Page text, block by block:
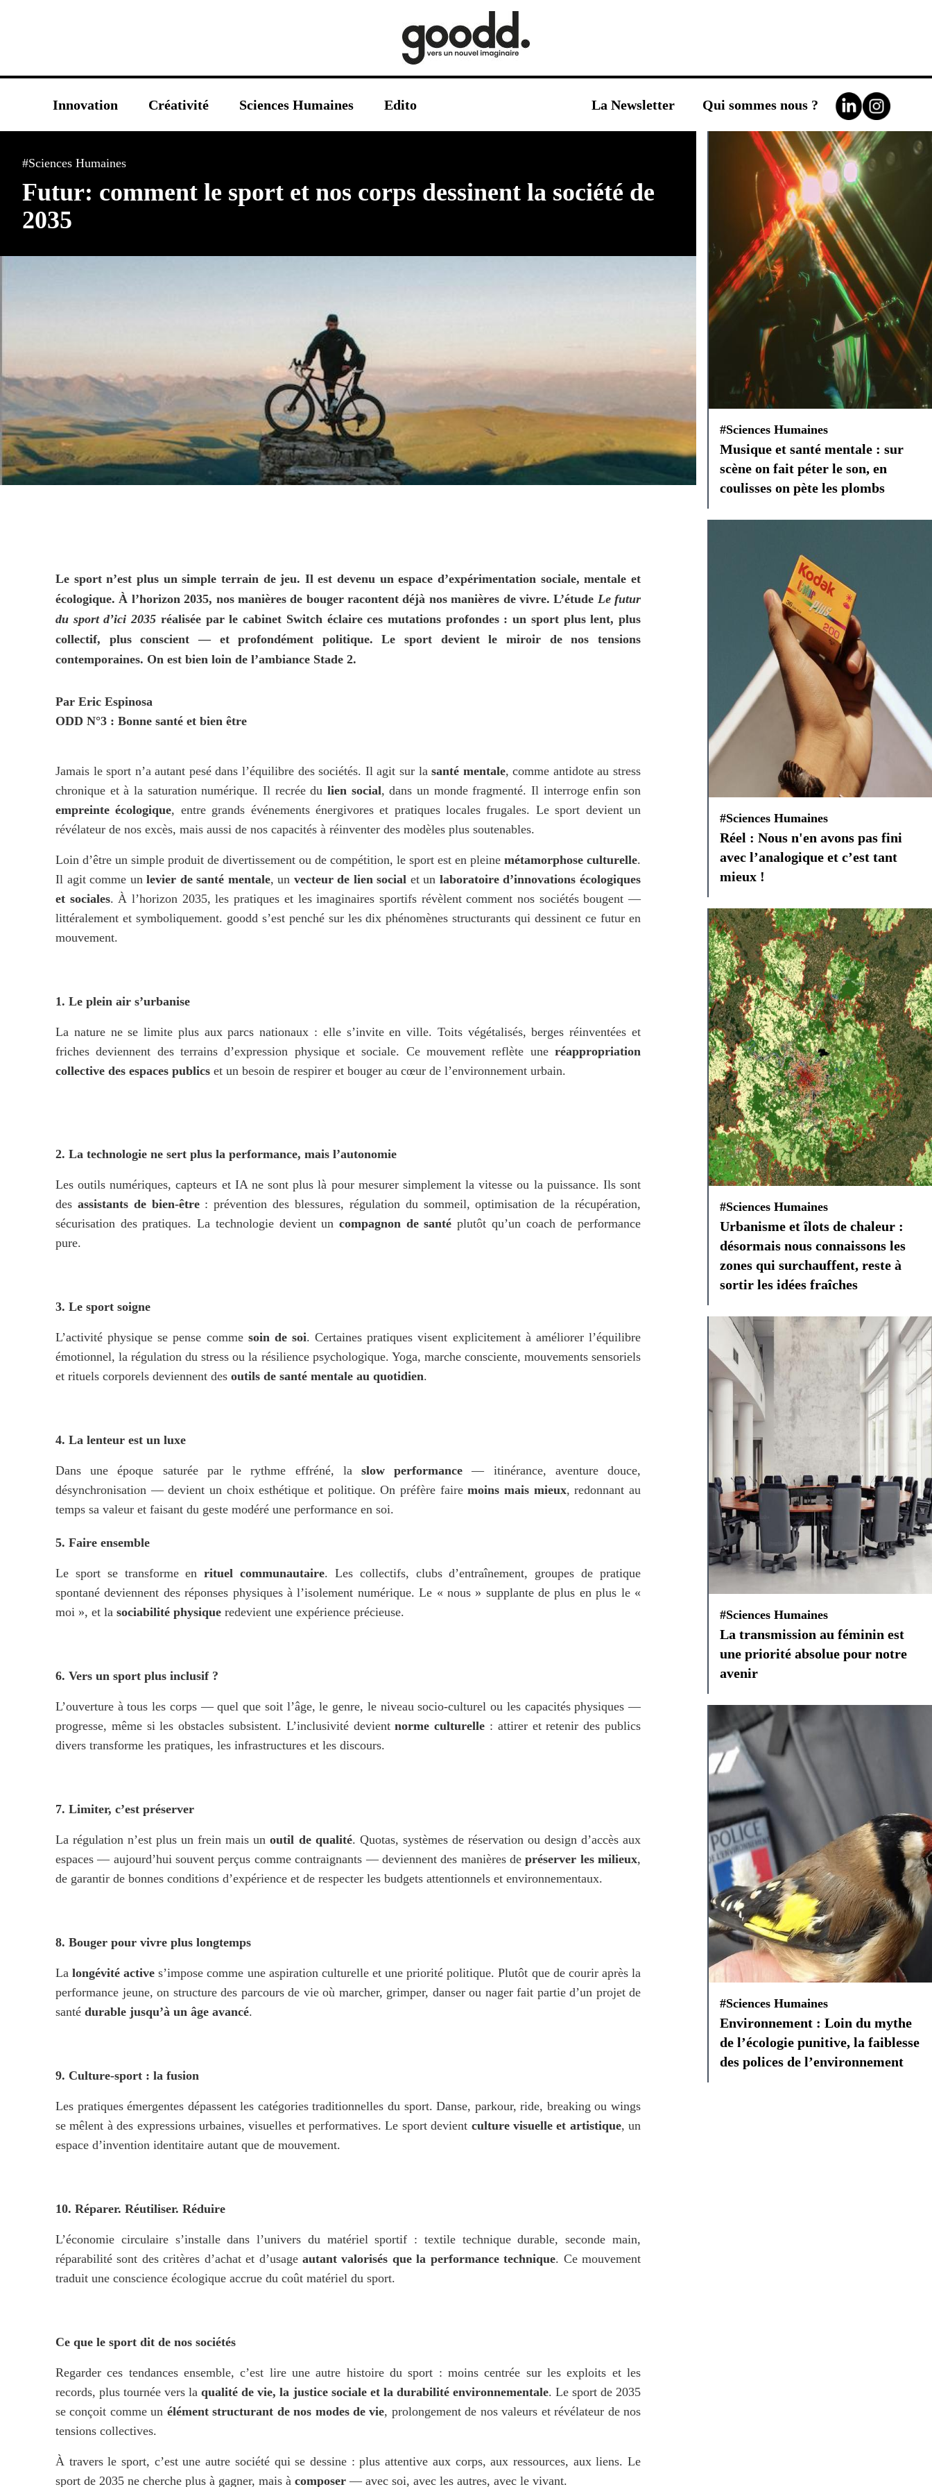
Innovation Créativité Sciences Humaines Edito La Newsletter Qui sommes nous ?
#Sciences Humaines
Futur: comment le sport et nos corps dessinent la société de
2035
Le sport n’est plus un simple terrain de jeu. Il est devenu un espace d’expérimentation sociale, mentale et
écologique. À l’horizon 2035, nos manières de bouger racontent déjà nos manières de vivre. L’étude Le futur
du sport d’ici 2035 réalisée par le cabinet Switch éclaire ces mutations profondes : un sport plus lent, plus
collectif, plus conscient — et profondément politique. Le sport devient le miroir de nos tensions
contemporaines. On est bien loin de l’ambiance Stade 2.
Par Eric Espinosa
ODD N°3 : Bonne santé et bien être
Jamais le sport n’a autant pesé dans l’équilibre des sociétés. Il agit sur la santé mentale, comme antidote au stress
chronique et à la saturation numérique. Il recrée du lien social
empreinte écologique, entre grands événements énergivores et pratiques locales frugales. Le sport devient un
révélateur de nos excès, mais aussi de nos capacités à réinventer des modèles plus soutenables.
Loin d’être un simple produit de divertissement ou de compétition, le sport est en pleine métamorphose culturelle.
Il agit comme un levier de santé mentale, un vecteur de lien social et un laboratoire d’innovations écologiques
et sociales. À l’horizon 2035, les pratiques et les imaginaires sportifs révèlent comment nos sociétés bougent —
littéralement et symboliquement. goodd s’est penché sur les dix phénomènes structurants qui dessinent ce futur en
mouvement.
1. Le plein air s’urbanise
La nature ne se limite plus aux parcs nationaux : elle s’invite en ville. Toits végétalisés, berges réinventées et
friches deviennent des terrains d’expression physique et sociale. Ce mouvement reflète une réappropriation
collective des espaces publics et un besoin de respirer et bouger au cœur de l’environnement urbain.
2. La technologie ne sert plus la performance, mais l’autonomie
Les outils numériques, capteurs et IA ne sont plus là pour mesurer simplement la vitesse ou la puissance. Ils sont
des assistants de bien-être : prévention des blessures, régulation du sommeil, optimisation de la récupération,
sécurisation des pratiques. La technologie devient un compagnon de santé plutôt qu’un coach de performance
pure.
3. Le sport soigne
L’activité physique se pense comme soin de soi. Certaines pratiques visent explicitement à améliorer l’équilibre
émotionnel, la régulation du stress ou la résilience psychologique. Yoga, marche consciente, mouvements sensoriels
et rituels corporels deviennent des outils de santé mentale au quotidien.
4. La lenteur est un luxe
Dans une époque saturée par le rythme effréné, la slow performance — itinérance, aventure douce,
désynchronisation — devient un choix esthétique et politique. On préfère faire moins mais mieux, redonnant au
temps sa valeur et faisant du geste modéré une performance en soi.
5. Faire ensemble
Le sport se transforme en rituel communautaire. Les collectifs, clubs d’entraînement, groupes de pratique
spontané deviennent des réponses physiques à l’isolement numérique. Le « nous » supplante de plus en plus le «
moi », et la sociabilité physique redevient une expérience précieuse.
6. Vers un sport plus inclusif ?
L’ouverture à tous les corps — quel que soit l’âge, le genre, le niveau socio-culturel ou les capacités physiques —
progresse, même si les obstacles subsistent. L’inclusivité devient norme culturelle : attirer et retenir des publics
divers transforme les pratiques, les infrastructures et les discours.
7. Limiter, c’est préserver
La régulation n’est plus un frein mais un outil de qualité. Quotas, systèmes de réservation ou design d’accès aux
espaces — aujourd’hui souvent perçus comme contraignants — deviennent des manières de préserver les milieux,
de garantir de bonnes conditions d’expérience et de respecter les budgets attentionnels et environnementaux.
8. Bouger pour vivre plus longtemps
La longévité active s’impose comme une aspiration culturelle et une priorité politique. Plutôt que de courir après la
performance jeune, on structure des parcours de vie où marcher, grimper, danser ou nager fait partie d’un projet de
santé durable jusqu’à un âge avancé.
9. Culture-sport : la fusion
Les pratiques émergentes dépassent les catégories traditionnelles du sport. Danse, parkour, ride, breaking ou wings
se mêlent à des expressions urbaines, visuelles et performatives. Le sport devient culture visuelle et artistique, un
espace d’invention identitaire autant que de mouvement.
10. Réparer. Réutiliser. Réduire
L’économie circulaire s’installe dans l’univers du matériel sportif : textile technique durable, seconde main,
réparabilité sont des critères d’achat et d’usage autant valorisés que la performance technique. Ce mouvement
traduit une conscience écologique accrue du coût matériel du sport.
Ce que le sport dit de nos sociétés
Regarder ces tendances ensemble, c’est lire une autre histoire du sport : moins centrée sur les exploits et les
records, plus tournée vers la qualité de vie, la justice sociale et la durabilité environnementale. Le sport de 2035
se conçoit comme un élément structurant de nos modes de vie, prolongement de nos valeurs et révélateur de nos
tensions collectives.
À travers le sport, c’est une autre société qui se dessine : plus attentive aux corps, aux ressources, aux liens. Le
sport de 2035 ne cherche plus à gagner, mais à composer — avec soi, avec les autres, avec le vivant.
#Sciences Humaines
Musique et santé mentale : sur
scène on fait péter le son, en
coulisses on pète les plombs
#Sciences Humaines
Réel : Nous n'en avons pas fini
avec l’analogique et c’est tant
mieux !
#Sciences Humaines
Urbanisme et îlots de chaleur :
désormais nous connaissons les
zones qui surchauffent, reste à
sortir les idées fraîches
#Sciences Humaines
La transmission au féminin est
une priorité absolue pour notre
avenir
#Sciences Humaines
Environnement : Loin du mythe
de l’écologie punitive, la faiblesse
des polices de l’environnement